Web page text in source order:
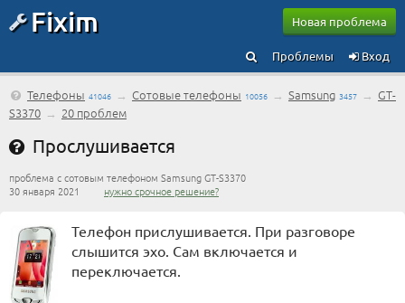
Fixim Новая проблема
Вход
Проблемы
Телефоны 41046 → Сотовые телефоны 10056 → Samsung 3457 → GT-
S3370 → 20 проблем
Прослушивается
проблема с сотовым телефоном Samsung GT-S3370
30 января 2021 нужно срочное решение?
Телефон прислушивается. При разговоре
слышится эхо. Сам включается и
переключается.